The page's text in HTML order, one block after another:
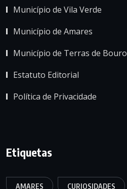
Município de Vila Verde
Município de Amares
Município de Terras de Bouro
Estatuto Editorial
Política de Privacidade
Etiquetas
AMARES CURIOSIDADES